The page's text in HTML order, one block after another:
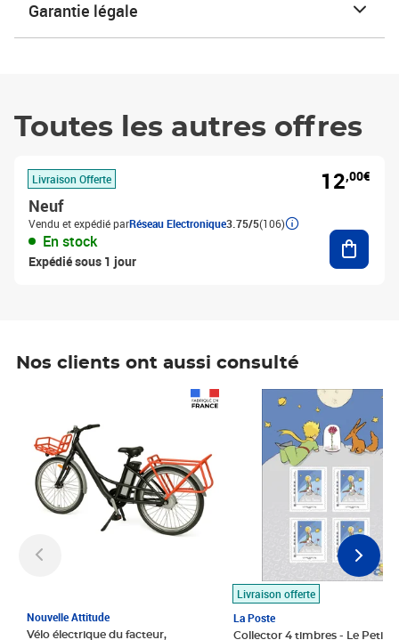
Garantie légale
Toutes les autres offres
Livraison Offerte
Neuf
Vendu et expédié parRéseau Electronique3.75/5(106)
En stock
Expédié sous 1 jour
12,00€
Nos clients ont aussi consulté
Nouvelle Attitude
Vélo électrique du facteur,
Livraison offerte
La Poste
Collector 4 timbres - Le Petit
Prix 7,50€